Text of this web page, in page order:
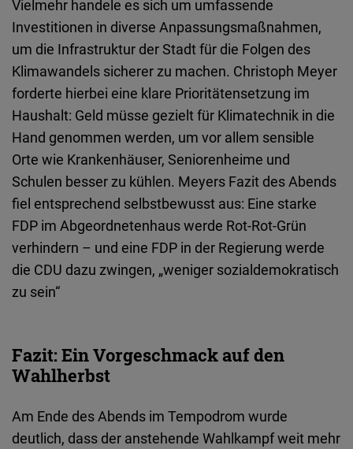
Vielmehr handele es sich um umfassende
Investitionen in diverse Anpassungsmaßnahmen,
um die Infrastruktur der Stadt für die Folgen des
Klimawandels sicherer zu machen. Christoph Meyer
forderte hierbei eine klare Prioritätensetzung im
Haushalt: Geld müsse gezielt für Klimatechnik in die
Hand genommen werden, um vor allem sensible
Orte wie Krankenhäuser, Seniorenheime und
Schulen besser zu kühlen. Meyers Fazit des Abends
fiel entsprechend selbstbewusst aus: Eine starke
FDP im Abgeordnetenhaus werde Rot-Rot-Grün
verhindern – und eine FDP in der Regierung werde
die CDU dazu zwingen, „weniger sozialdemokratisch
zu sein“
Fazit: Ein Vorgeschmack auf den
Wahlherbst
Am Ende des Abends im Tempodrom wurde
deutlich, dass der anstehende Wahlkampf weit mehr